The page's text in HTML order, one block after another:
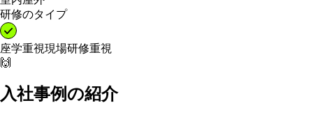
研修のタイプ
座学重視現場研修重視
🙌
入社事例の紹介